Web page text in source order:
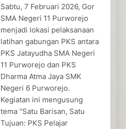
Sabtu, 7 Februari 2026, Gor
SMA Negeri 11 Purworejo
menjadi lokasi pelaksanaan
latihan gabungan PKS antara
PKS Jatayudha SMA Negeri
11 Purworejo dan PKS
Dharma Atma Jaya SMK
Negeri 6 Purworejo.
Kegiatan ini mengusung
tema “Satu Barisan, Satu
Tujuan: PKS Pelajar